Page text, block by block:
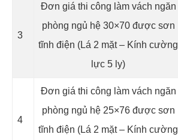
3
Đơn giá thi công làm vách ngăn
phòng ngủ hệ 30×70 được sơn
tĩnh điện (Lá 2 mặt – Kính cường
lực 5 ly)
4
Đơn giá thi công làm vách ngăn
phòng ngủ hệ 25×76 được sơn
tĩnh điện (Lá 2 mặt – Kính cường